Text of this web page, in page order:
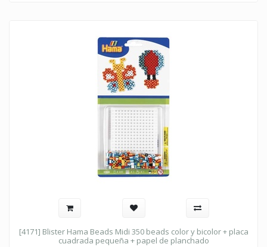
[4171] Blister Hama Beads Midi 350 beads color y bicolor + placa
cuadrada pequeña + papel de planchado